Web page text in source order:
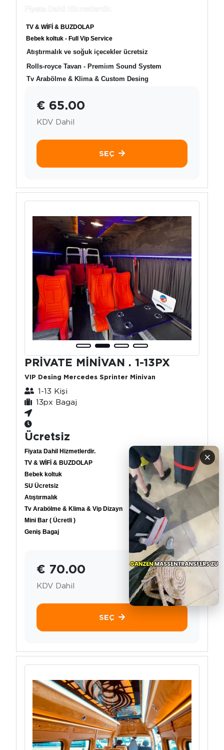
×
Fiyata Dahil Hizmetlerdir.
TV & WİFİ & BUZDOLAP
Bebek koltuk - Full Vip Service
Atıştırmalık ve soğuk içecekler ücretsiz
Rolls-royce Tavan - Premiım Sound System
Tv Arabölme & Klima & Custom Desing
€ 65.00
KDV Dahil
SEÇ
PRİVATE MİNİVAN . 1-13PX
VIP Desing Mercedes Sprinter Minivan
1-13 Kişi
13px Bagaj
Ücretsiz
Fiyata Dahil Hizmetlerdir.
TV & WİFİ & BUZDOLAP
Bebek koltuk
SU Ücretsiz
Atıştırmalık
Tv Arabölme & Klima & Vip Dizayn
Mini Bar ( Ücretli )
Geniş Bagaj
€ 70.00
KDV Dahil
SEÇ